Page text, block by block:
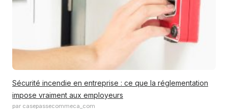
Sécurité incendie en entreprise : ce que la réglementation
impose vraiment aux employeurs
par casepassecommeca_com